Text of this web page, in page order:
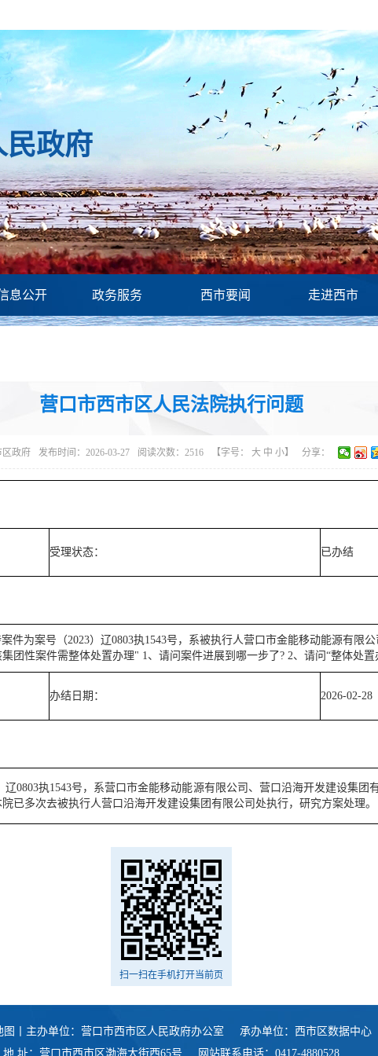
民政府
息公开 政务服务 西市要闻 走进西市
营口市西市区人民法院执行问题
区政府 发布时间：2026-03-27 阅读次数： 2516 【字号： 大 中 小】 分享：
受理状态： 已办结
件为案号（2023）辽0803执1543号，系被执行人营口市金能移动能源有限
团性案件需整体处置办理" 1、请问案件进展到哪一步了? 2、请问“整体处置
办结日期： 2026-02-28
0803执1543号，系营口市金能移动能源有限公司、营口沿海开发建设集团
已多次去被执行人营口沿海开发建设集团有限公司处执行，研究方案处理。
扫一扫在手机打开当前页
图 丨主办单位：营口市西市区人民政府办公室
承办单位：西市区数据中心
地 址：营口市西市区渤海大街西65号
网站联系电话：0417-4880528